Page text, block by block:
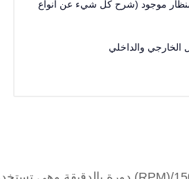
موجود (شرح كل شيء عن انواع
الخارجي والداخلي